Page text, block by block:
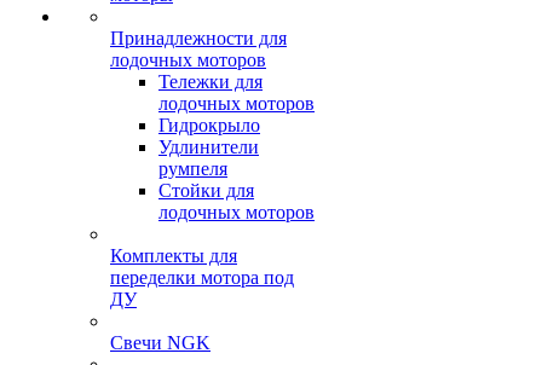
Принадлежности для
лодочных моторов
Тележки для
лодочных моторов
Гидрокрыло
Удлинители
румпеля
Стойки для
лодочных моторов
Комплекты для
переделки мотора под
ДУ
Свечи NGK